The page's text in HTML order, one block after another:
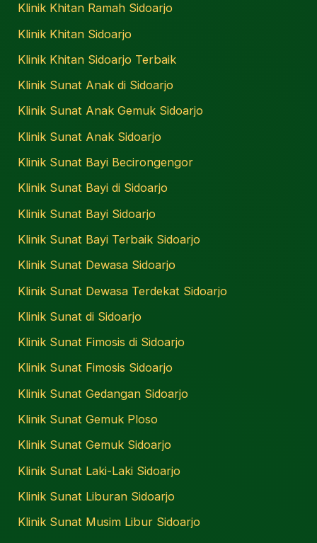
Klinik Khitan Ramah Sidoarjo
Klinik Khitan Sidoarjo
Klinik Khitan Sidoarjo Terbaik
Klinik Sunat Anak di Sidoarjo
Klinik Sunat Anak Gemuk Sidoarjo
Klinik Sunat Anak Sidoarjo
Klinik Sunat Bayi Becirongengor
Klinik Sunat Bayi di Sidoarjo
Klinik Sunat Bayi Sidoarjo
Klinik Sunat Bayi Terbaik Sidoarjo
Klinik Sunat Dewasa Sidoarjo
Klinik Sunat Dewasa Terdekat Sidoarjo
Klinik Sunat di Sidoarjo
Klinik Sunat Fimosis di Sidoarjo
Klinik Sunat Fimosis Sidoarjo
Klinik Sunat Gedangan Sidoarjo
Klinik Sunat Gemuk Ploso
Klinik Sunat Gemuk Sidoarjo
Klinik Sunat Laki-Laki Sidoarjo
Klinik Sunat Liburan Sidoarjo
Klinik Sunat Musim Libur Sidoarjo